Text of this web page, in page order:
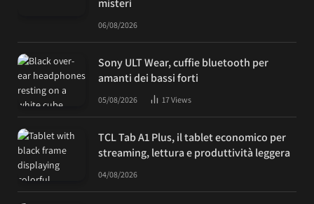
misteri
06/08/2026
Sony ULT Wear, cuffie bluetooth per
amanti dei bassi forti
05/08/2026 17Views
TCL Tab A1 Plus, il tablet economico per
streaming, lettura e produttività leggera
04/08/2026